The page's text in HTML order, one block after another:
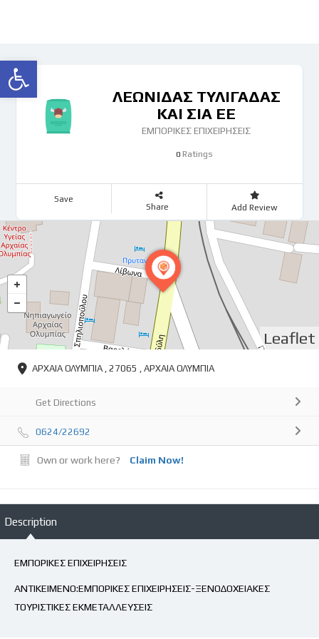
Ανοίξτε τη γραμμή εργαλείων
ΛΕΩΝΙΔΑΣ ΤΥΛΙΓΑΔΑΣ
ΚΑΙ ΣΙΑ ΕΕ
ΕΜΠΟΡΙΚΕΣ ΕΠΙΧΕΙΡΗΣΕΙΣ
0Ratings
Save
Share Add Review
Leaflet
ΑΡΧΑΙΑ ΟΛΥΜΠΙΑ , 27065 , ΑΡΧΑΙΑ ΟΛΥΜΠΙΑ
Get Directions
0624/22692
Own or work here? Claim Now!
Description
ΕΜΠΟΡΙΚΕΣ ΕΠΙΧΕΙΡΗΣΕΙΣ
ΑΝΤΙΚΕΙΜΕΝΟ:ΕΜΠΟΡΙΚΕΣ ΕΠΙΧΕΙΡΗΣΕΙΣ-ΞΕΝΟΔΟΧΕΙΑΚΕΣ
ΤΟΥΡΙΣΤΙΚΕΣ ΕΚΜΕΤΑΛΛΕΥΣΕΙΣ